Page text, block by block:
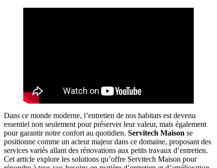
Dans ce monde moderne, l’entretien de nos habitats est devenu
essentiel non seulement pour préserver leur valeur, mais également
pour garantir notre confort au quotidien. Servitech Maison se
positionne comme un acteur majeur dans ce domaine, proposant des
services variés allant des rénovations aux petits travaux d’entretien.
Cet article explore les solutions qu’offre Servitech Maison pour